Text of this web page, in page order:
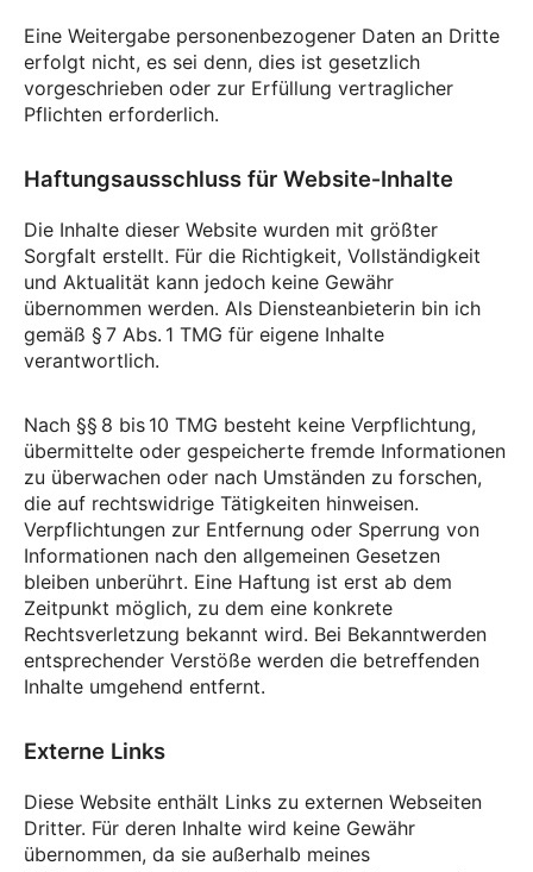
Eine Weitergabe personenbezogener Daten an Dritte
erfolgt nicht, es sei denn, dies ist gesetzlich
vorgeschrieben oder zur Erfüllung vertraglicher
Pflichten erforderlich.
Haftungsausschluss für Website‑Inhalte
Die Inhalte dieser Website wurden mit größter
Sorgfalt erstellt. Für die Richtigkeit, Vollständigkeit
und Aktualität kann jedoch keine Gewähr
übernommen werden. Als Diensteanbieterin bin ich
gemäß § 7 Abs. 1 TMG für eigene Inhalte
verantwortlich.
Nach §§ 8 bis 10 TMG besteht keine Verpflichtung,
übermittelte oder gespeicherte fremde Informationen
zu überwachen oder nach Umständen zu forschen,
die auf rechtswidrige Tätigkeiten hinweisen.
Verpflichtungen zur Entfernung oder Sperrung von
Informationen nach den allgemeinen Gesetzen
bleiben unberührt. Eine Haftung ist erst ab dem
Zeitpunkt möglich, zu dem eine konkrete
Rechtsverletzung bekannt wird. Bei Bekanntwerden
entsprechender Verstöße werden die betreffenden
Inhalte umgehend entfernt.
Externe Links
Diese Website enthält Links zu externen Webseiten
Dritter. Für deren Inhalte wird keine Gewähr
übernommen, da sie außerhalb meines